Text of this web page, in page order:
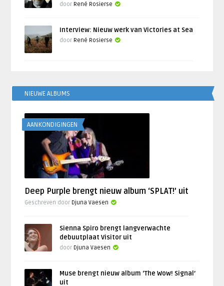
door René Rosierse
Interview: Nieuw werk van Victories at Sea
door René Rosierse
NIEUWE ALBUMS
AANKONDIGINGEN
Deep Purple brengt nieuw album ‘SPLAT!’ uit
Geschreven door Djuna Vaesen
Sienna Spiro brengt langverwachte
debuutplaat Visitor uit
door Djuna Vaesen
Muse brengt nieuw album ‘The Wow! Signal’
uit